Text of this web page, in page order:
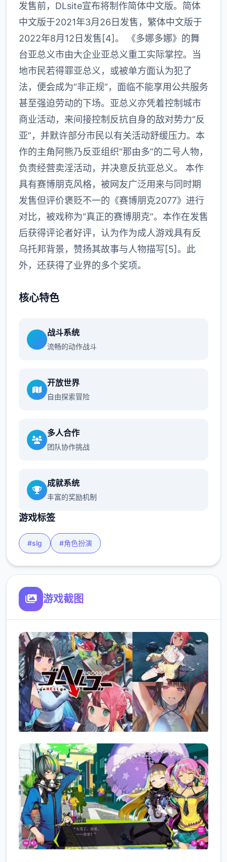
发售前，DLsite宣布将制作简体中文版。简体
中文版于2021年3月26日发售，繁体中文版于
2022年8月12日发售[4]。 《多娜多娜》的舞
台亚总义市由大企业亚总义重工实际掌控。当
地市民若得罪亚总义，或被单方面认为犯了
法，便会成为“非正规”，面临不能享用公共服务
甚至强迫劳动的下场。亚总义亦凭着控制城市
商业活动，来间接控制反抗自身的敌对势力“反
亚”，并默许部分市民以有关活动舒缓压力。本
作的主角阿熊乃反亚组织“那由多”的二号人物，
负责经营卖淫活动，并决意反抗亚总义。 本作
具有赛博朋克风格，被网友广泛用来与同时期
发售但评价褒贬不一的《赛博朋克2077》进行
对比，被戏称为“真正的赛博朋克”。本作在发售
后获得评论者好评，认为作为成人游戏具有反
乌托邦背景，赞扬其故事与人物描写[5]。此
外，还获得了业界的多个奖项。
核心特色
战斗系统
流畅的动作战斗
开放世界
自由探索冒险
多人合作
团队协作挑战
成就系统
丰富的奖励机制
游戏标签
#slg #角色扮演
游戏截图